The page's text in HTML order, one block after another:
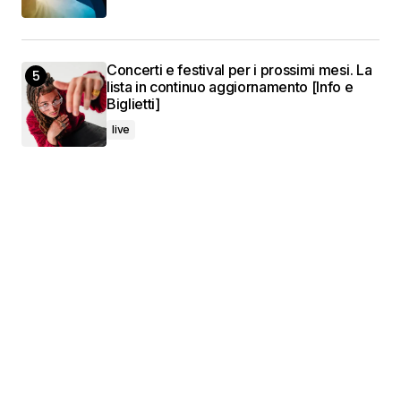
Concerti e festival per i prossimi mesi. La
lista in continuo aggiornamento [Info e
Biglietti]
live